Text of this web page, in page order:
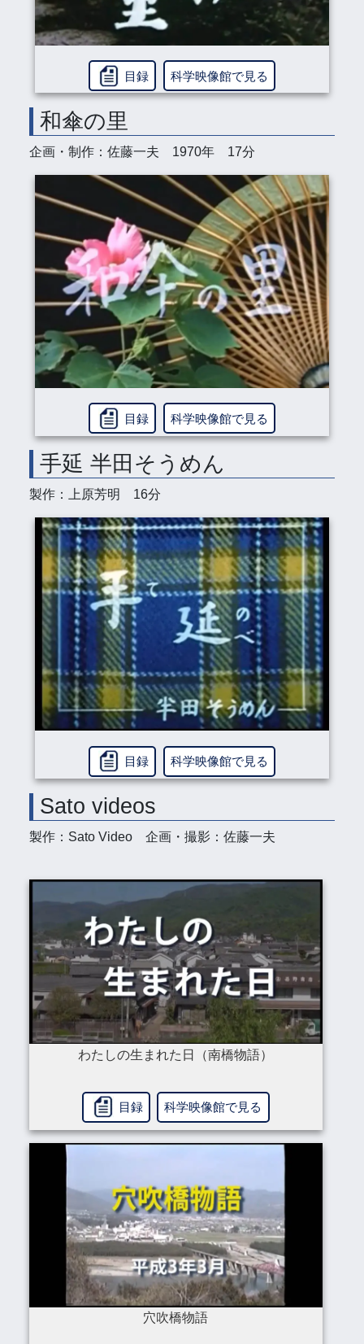
目録 科学映像館で見る
和傘の里
企画・制作：佐藤一夫 1970年 17分
目録 科学映像館で見る
手延 半田そうめん
製作：上原芳明 16分
目録 科学映像館で見る
Sato videos
製作：Sato Video 企画・撮影：佐藤一夫
わたしの生まれた日（南橋物語）
目録 科学映像館で見る
穴吹橋物語